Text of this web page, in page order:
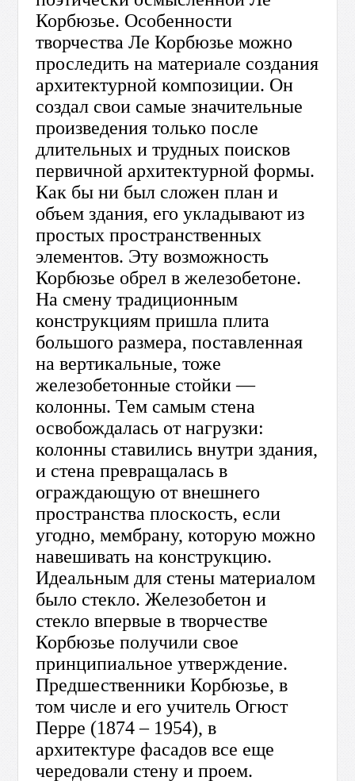
Корбюзье. Особенности
творчества Ле Корбюзье можно
проследить на материале создания
архитектурной композиции. Он
создал свои самые значительные
произведения только после
длительных и трудных поисков
первичной архитектурной формы.
Как бы ни был сложен план и
объем здания, его укладывают из
простых пространственных
элементов. Эту возможность
Корбюзье обрел в железобетоне.
На смену традиционным
конструкциям пришла плита
большого размера, поставленная
на вертикальные, тоже
железобетонные стойки —
колонны. Тем самым стена
освобождалась от нагрузки:
колонны ставились внутри здания,
и стена превращалась в
ограждающую от внешнего
пространства плоскость, если
угодно, мембрану, которую можно
навешивать на конструкцию.
Идеальным для стены материалом
было стекло. Железобетон и
стекло впервые в творчестве
Корбюзье получили свое
принципиальное утверждение.
Предшественники Корбюзье, в
том числе и его учитель Огюст
Перре (1874 – 1954), в
архитектуре фасадов все еще
чередовали стену и проем.